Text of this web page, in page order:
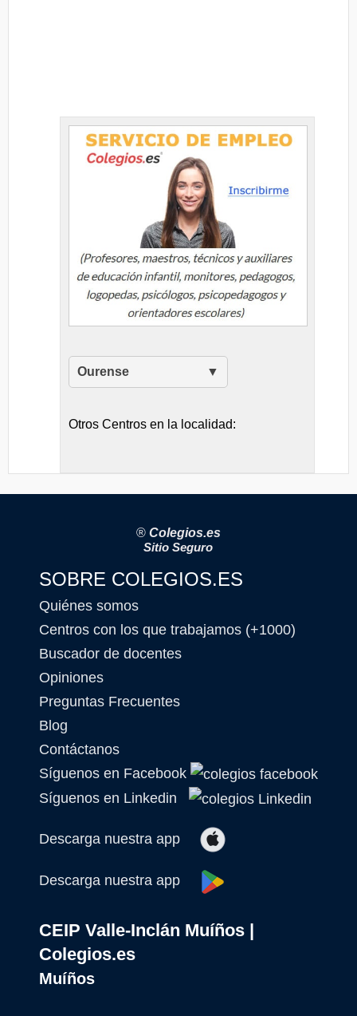
Ourense
Otros Centros en la localidad:
® Colegios.es
Sitio Seguro
SOBRE COLEGIOS.ES
Quiénes somos
Centros con los que trabajamos (+1000)
Buscador de docentes
Opiniones
Preguntas Frecuentes
Blog
Contáctanos
Síguenos en Facebook
Síguenos en Linkedin
Descarga nuestra app
Descarga nuestra app
CEIP Valle-Inclán Muíños |
Colegios.es
Muíños